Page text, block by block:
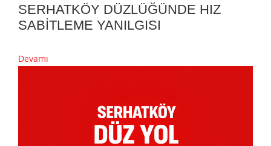
SERHATKÖY DÜZLÜĞÜNDE HIZ
SABİTLEME YANILGISI
Devamı